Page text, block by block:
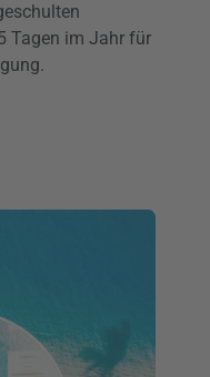
Tagen im Jahr für